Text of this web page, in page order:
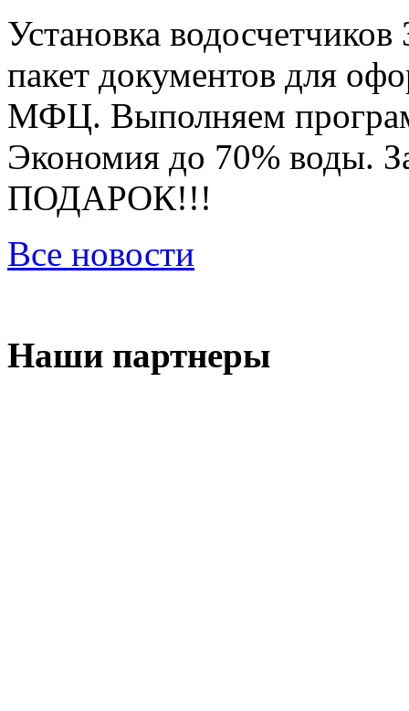
Установка
пакет документов для
МФЦ. Выполняем
Экономия до 70% воды.
ПОДАРОК!!!
Все новости
Наши партнеры